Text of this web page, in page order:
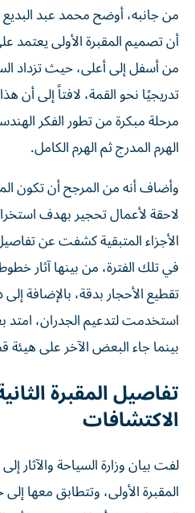
من جانبه، أوضح محمد عبد البديع
أن تصميم المقبرة الأولى يعتمد
من أسفل إلى أعلى، حيث تزداد
تدريجيًا نحو القمة، لافتاً إلى أن
مرحلة مبكرة من تطور الفكر
الهرم المدرج ثم الهرم الكامل.
وأضاف أنه من المرجح أن تكون
لاحقة لأعمال تحجير بهدف
الأجزاء المتبقية كشفت عن
في تلك الفترة، من بينها آثار
تقطيع الأحجار بدقة، بالإضافة
استخدمت لتدعيم الجدران، امتد
بينما جاء البعض الآخر على
تفاصيل المقبرة
الاكتشافات
لفت بيان وزارة السياحة والآثار
المقبرة الأولى، وتتطابق معها